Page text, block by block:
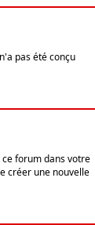
pas été conçu
forum dans votre
créer une nouvelle